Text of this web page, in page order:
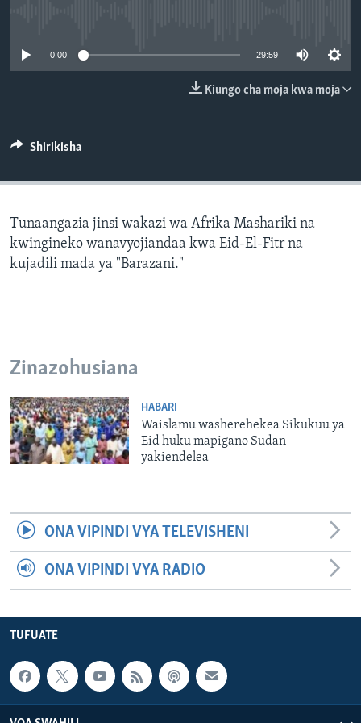
0:00 29:59
Kiungo cha moja kwa moja
Shirikisha
Tunaangazia jinsi wakazi wa Afrika Mashariki na
kwingineko wanavyojiandaa kwa Eid-El-Fitr na
kujadili mada ya "Barazani."
Zinazohusiana
HABARI
Waislamu washerehekea Sikukuu ya
Eid huku mapigano Sudan
yakiendelea
ONA VIPINDI VYA TELEVISHENI
ONA VIPINDI VYA RADIO
TUFUATE